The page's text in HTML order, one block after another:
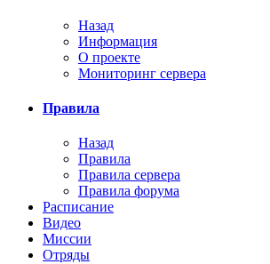
Назад
Информация
О проекте
Мониторинг сервера
Правила
Назад
Правила
Правила сервера
Правила форума
Расписание
Видео
Миссии
Отряды